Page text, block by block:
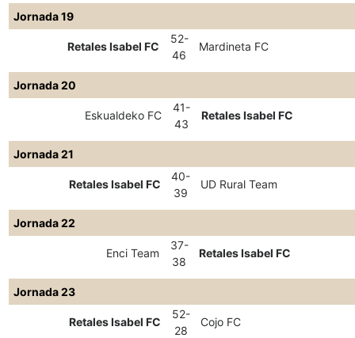
Jornada 19
Retales Isabel FC
52-
46
Mardineta FC
Jornada 20
Eskualdeko FC
41-
43
Retales Isabel FC
Jornada 21
Retales Isabel FC
40-
39
UD Rural Team
Jornada 22
Enci Team
37-
38
Retales Isabel FC
Jornada 23
Retales Isabel FC
52-
28
Cojo FC